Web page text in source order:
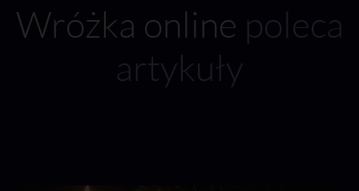
Wróżka online poleca
artykuły